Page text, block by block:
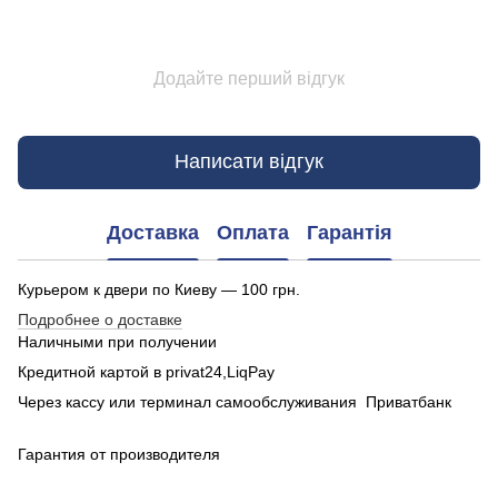
Додайте перший відгук
Написати відгук
Доставка Оплата Гарантія
Курьером к двери по Киеву — 100 грн.
Подробнее о доставке
Наличными при получении
Кредитной картой в privat24,LiqPay
Через кассу или терминал самообслуживания Приватбанк
Гарантия от производителя